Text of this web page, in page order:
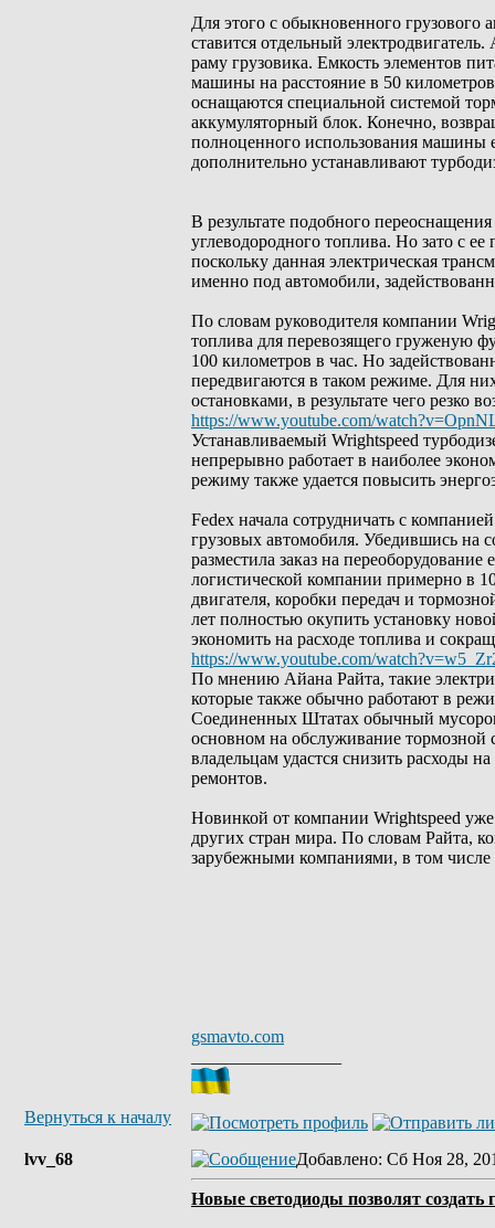
Для этого с обыкновенного грузового
ставится отдельный
раму грузовика. Емкость элементов
машины на расстояние в 50
оснащаются специальной системой
аккумуляторный блок. Конечно,
полноценного использования машины
дополнительно устанавливают
В результате подобного
углеводородного топлива. Но зато с
поскольку данная электрическая
именно под автомобили,
По словам руководителя компании
топлива для перевозящего груженую
100 километров в час. Но
передвигаются в таком режиме. Для
остановками, в результате чего резко
https://www.youtube.com/
Устанавливаемый Wrightspeed
непрерывно работает в наиболее
режиму также удается повысить
Fedex начала сотрудничать с
грузовых автомобиля. Убедившись на
разместила заказ на
логистической компании примерно в
двигателя, коробки передач и
лет полностью окупить установку
экономить на расходе топлива и
https://www.youtube.com/
По мнению Айана Райта, такие
которые также обычно работают в
Соединенных Штатах обычный
основном на обслуживание
владельцам удастся снизить расходы
ремонтов.
Новинкой от компании Wrightspeed
других стран мира. По словам Райта,
зарубежными компаниями, в том числе
gsmavto.com
Вернуться к началу
lvv_68 Добавлено: Сб Ноя 28,
Новые светодиоды позволят